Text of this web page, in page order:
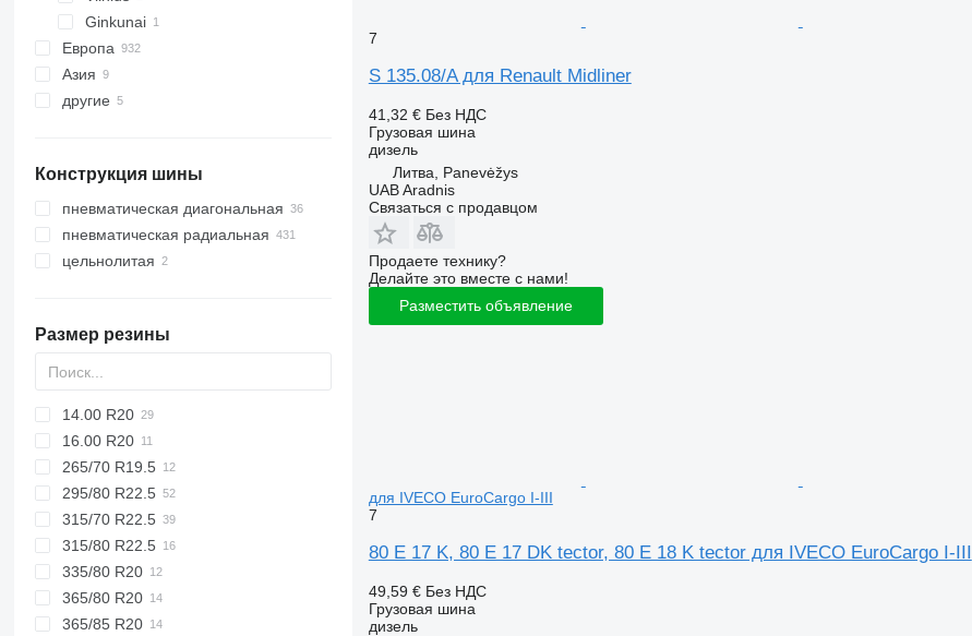
Ginkunai
Европа
Нидерланды
Эстония
Румыния
Польша
Швеция
Азия
Узбекистан
другие
Конструкция шины
пневматическая диагональная
пневматическая радиальная
цельнолитая
Размер резины
14.00 R20
16.00 R20
265/70 R19.5
295/80 R22.5
315/70 R22.5
315/80 R22.5
335/80 R20
365/80 R20
365/85 R20
7
S 135.08/A для Renault Midliner
41,32 € Без НДС
Грузовая шина
дизель
Литва, Panevėžys
UAB Aradnis
Связаться с продавцом
Продаете технику?
Делайте это вместе с нами!
Разместить объявление
для IVECO EuroCargo I-III
7
80 E 17 K, 80 E 17 DK tector, 80 E 18 K tector для IVECO EuroCargo I-III
49,59 € Без НДС
Грузовая шина
дизель